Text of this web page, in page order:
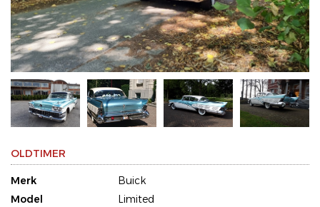
OLDTIMER
Merk
Buick
Model
Limited